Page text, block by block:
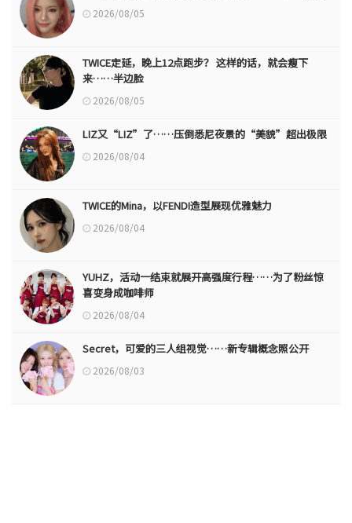
2026/08/05
TWICE定延，晚上12点跑步？ 这样的话，就会瘦下
来……半边脸
2026/08/05
LIZ又“LIZ”了……压倒悉尼夜景的“美貌”超出极限
2026/08/04
TWICE的Mina，以FENDI造型展现优雅魅力
2026/08/04
YUHZ，活动一结束就展开高强度行程……为了粉丝惊
喜变身成咖啡师
2026/08/04
Secret，可爱的三人组视觉……新专辑概念照公开
2026/08/03